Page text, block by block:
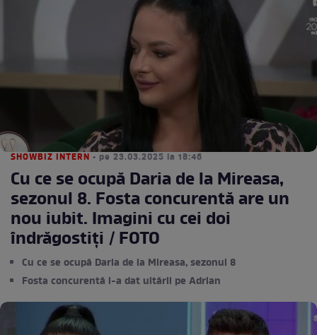
SHOWBIZ INTERN • pe 23.03.2025 la 18:46
Cu ce se ocupă Daria de la Mireasa,
sezonul 8. Fosta concurentă are un
nou iubit. Imagini cu cei doi
îndrăgostiți / FOTO
Cu ce se ocupă Daria de la Mireasa, sezonul 8
Fosta concurentă l-a dat uitării pe Adrian